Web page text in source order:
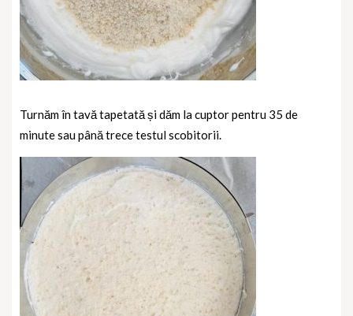
Turnăm în tavă tapetată și dăm la cuptor pentru 35 de
minute sau până trece testul scobitorii.